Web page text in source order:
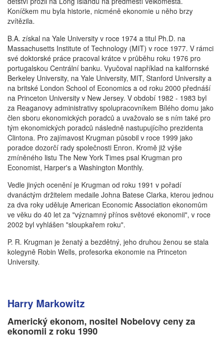
Koníčkem mu byla historie, nicméně ekonomie u něho brzy
zvítězila.
B.A. získal na Yale University v roce 1974 a titul Ph.D. na
Massachusetts Institute of Technology (MIT) v roce 1977. V rámci
své doktorské práce pracoval krátce v průběhu roku 1976 pro
portugalskou Centrální banku. Vyučoval například na kalifornské
Berkeley University, na Yale University, MIT, Stanford University a
na britské London School of Economics a od roku 2000 přednáší
na Princeton University v New Jersey. V období 1982 - 1983 byl
za Reaganovy administrativy spolupracovníkem Bílého domu jako
člen sboru ekonomických poradců a uvažovalo se s ním také pro
tým ekonomických poradců následně nastupujícího prezidenta
Clintona. Pro zajímavost Krugman působil v roce 1999 jako
poradce dozorčí rady společnosti Enron. Kromě již výše
zmíněného listu The New York Times psal Krugman pro
Economist, Harper's a Washington Monthly.
Vedle jiných ocenění je Krugman od roku 1991 v pořadí
dvanáctým držitelem medaile Johna Batese Clarka, kterou jednou
za dva roky uděluje American Economic Association ekonomům
ve věku do 40 let za "významný přínos světové ekonomii", v roce
2002 byl vyhlášen "sloupkařem roku".
P. R. Krugman je ženatý a bezdětný, jeho druhou ženou se stala
kolegyně Robin Wells, profesorka ekonomie na Princeton
University.
Harry Markowitz
Americký ekonom, nositel Nobelovy ceny za
ekonomii z roku 1990